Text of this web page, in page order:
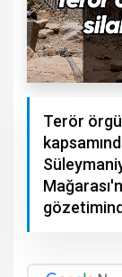
Terör